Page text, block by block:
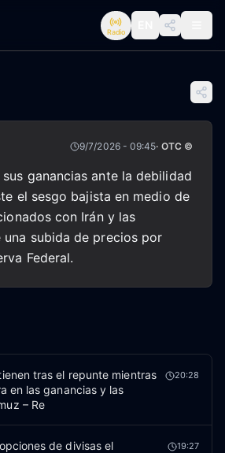
Radio
9/7/2026 - 09:45· OTC ©
ganancias ante la debilidad
el sesgo bajista en medio de
con Irán y las
subida de precios por
Federal.
tras el repunte mientras
en las ganancias y las
– Re
20:28
de divisas el
19:27